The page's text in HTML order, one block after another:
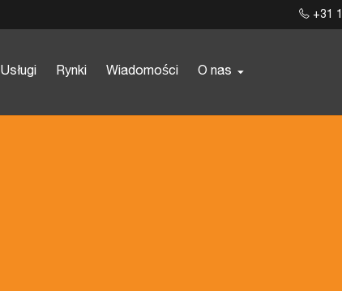
Usługi Rynki Wiadomości O nas
+31